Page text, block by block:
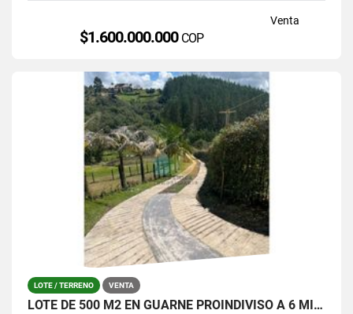
Venta
$1.600.000.000 COP
LOTE / TERRENO VENTA
LOTE DE 500 M2 EN GUARNE PROINDIVISO A 6 MINUTOS DE LA AUTOPISTA